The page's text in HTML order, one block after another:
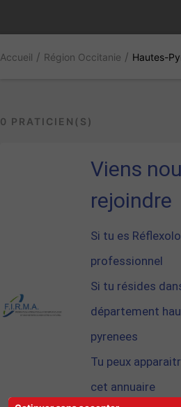
Accueil / Région Occitanie / Hautes-
0 PRATICIEN(S)
Viens
rejoindre
Si tu es
professionnel
Si tu résides
département
pyrenees
Tu peux
cet annuaire